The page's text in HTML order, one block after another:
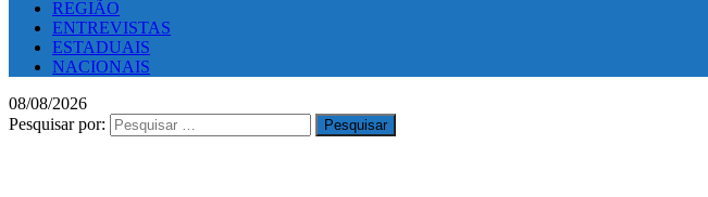
REGIÃO
ENTREVISTAS
ESTADUAIS
NACIONAIS
08/08/2026
Pesquisar por: